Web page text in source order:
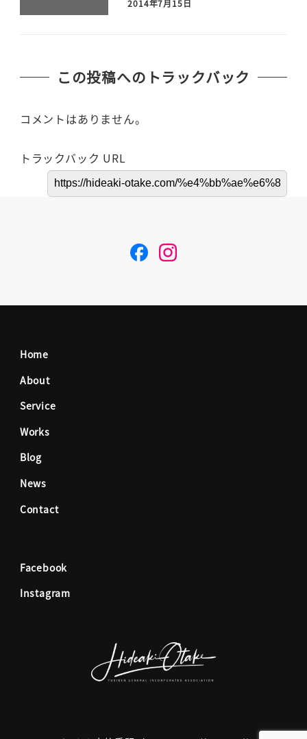
2014年7月15日
この投稿へのトラックバック
コメントはありません。
トラックバック URL
F I
Home
About
Service
Works
Blog
News
Contact
Facebook
Instagram